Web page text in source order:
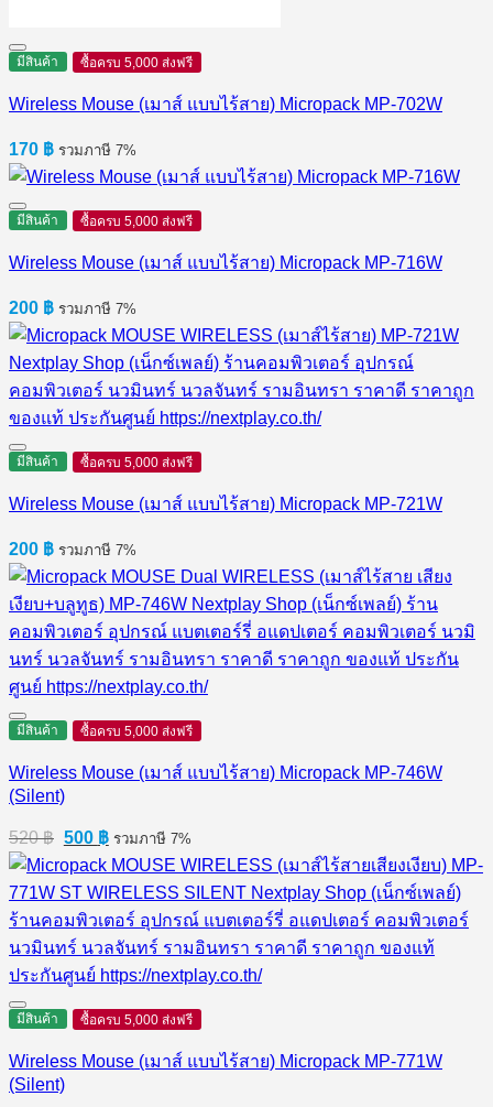
มีสินค้า ซื้อครบ 5,000 ส่งฟรี
Wireless Mouse (เมาส์ แบบไร้สาย) Micropack MP-702W
170 ฿ รวมภาษี 7%
มีสินค้า ซื้อครบ 5,000 ส่งฟรี
Wireless Mouse (เมาส์ แบบไร้สาย) Micropack MP-716W
200 ฿ รวมภาษี 7%
มีสินค้า ซื้อครบ 5,000 ส่งฟรี
Wireless Mouse (เมาส์ แบบไร้สาย) Micropack MP-721W
200 ฿ รวมภาษี 7%
มีสินค้า ซื้อครบ 5,000 ส่งฟรี
Wireless Mouse (เมาส์ แบบไร้สาย) Micropack MP-746W
(Silent)
520฿ Original
price
was:
520 ฿.
500 ฿Current
price
is:
500 ฿.
รวมภาษี 7%
มีสินค้า ซื้อครบ 5,000 ส่งฟรี
Wireless Mouse (เมาส์ แบบไร้สาย) Micropack MP-771W
(Silent)